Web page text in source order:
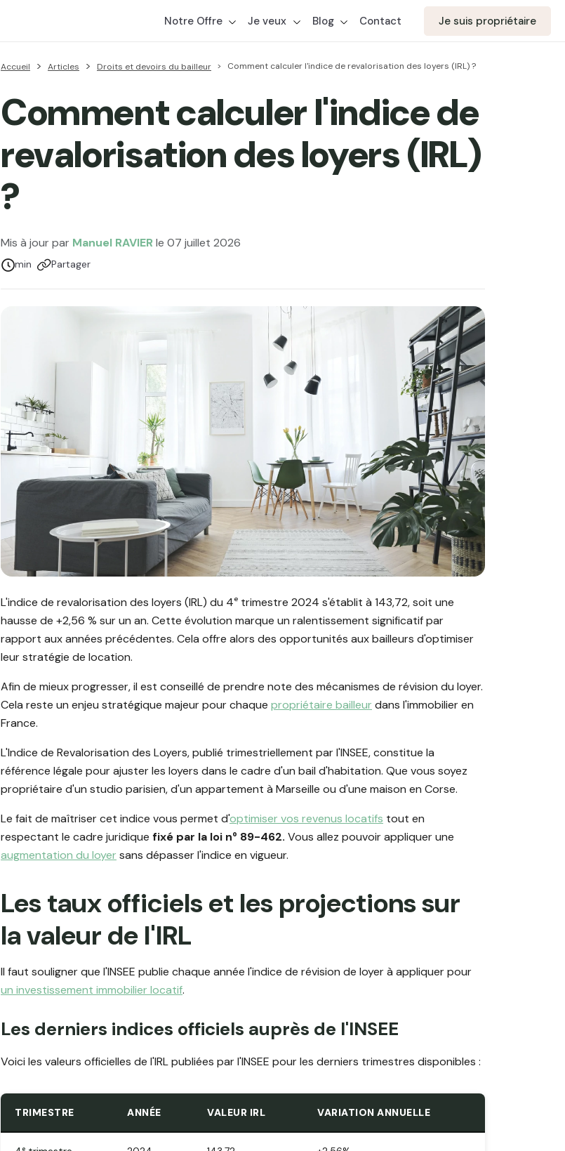
Notre Offre Je veux Blog Contact Je suis propriétaire
Accueil Articles Droits et devoirs du bailleur Comment calculer l'indice de revalorisation des loyers (IRL) ?
Comment calculer l'indice de
revalorisation des loyers (IRL)
?
Mis à jour par Manuel RAVIER le 07 juillet 2026
Temps de lecture :
min Partager
L'indice de revalorisation des loyers (IRL) du 4ᵉ trimestre 2024 s'établit à 143,72, soit une
hausse de +2,56 % sur un an. Cette évolution marque un ralentissement significatif par
rapport aux années précédentes. Cela offre alors des opportunités aux bailleurs d'optimiser
leur stratégie de location.
Afin de mieux progresser, il est conseillé de prendre note des mécanismes de révision du loyer.
Cela reste un enjeu stratégique majeur pour chaque propriétaire bailleur dans l'immobilier en
France.
L'Indice de Revalorisation des Loyers, publié trimestriellement par l'INSEE, constitue la
référence légale pour ajuster les loyers dans le cadre d'un bail d'habitation. Que vous soyez
propriétaire d'un studio parisien, d'un appartement à Marseille ou d'une maison en Corse.
Le fait de maîtriser cet indice vous permet d'optimiser vos revenus locatifs tout en
respectant le cadre juridique fixé par la loi nᵒ 89-462. Vous allez pouvoir appliquer une
augmentation du loyer sans dépasser l'indice en vigueur.
Les taux officiels et les projections sur
la valeur de l'IRL
Il faut souligner que l'INSEE publie chaque année l'indice de révision de loyer à appliquer pour
un investissement immobilier locatif.
Les derniers indices officiels auprès de l'INSEE
Voici les valeurs officielles de l'IRL publiées par l'INSEE pour les derniers trimestres disponibles :
TRIMESTRE ANNÉE VALEUR IRL VARIATION ANNUELLE